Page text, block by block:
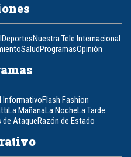
DeportesNuestra Tele Internacional
SaludProgramasOpinión
InformativoFlash Fashion
La MañanaLa NocheLa Tarde
de AtaqueRazón de Estado